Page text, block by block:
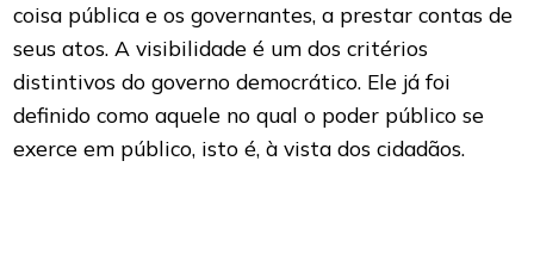
coisa pública e os governantes, a prestar contas de
seus atos. A visibilidade é um dos critérios
distintivos do governo democrático. Ele já foi
definido como aquele no qual o poder público se
exerce em público, isto é, à vista dos cidadãos.